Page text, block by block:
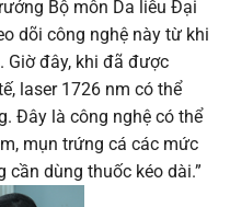
Bộ môn Da liễu Đại
dõi công nghệ này từ khi
Giờ đây, khi đã được
laser 1726 nm có thể
Đây là công nghệ có thể
mụn trứng cá các mức
dùng thuốc kéo dài.”